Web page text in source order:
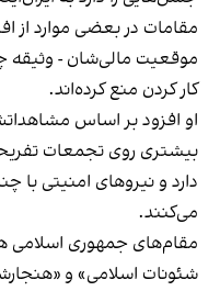
مقامات در بعضی موارد از
موقعیت مالی‌شان - وثیقه
کار کردن منع کرده‌اند.
او افزود بر اساس
بیشتری روی تجمعات
دارد و نیروهای امنیتی با
می‌کنند.
مقام‌های جمهوری اسلامی
شئونات اسلامی» و